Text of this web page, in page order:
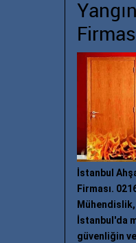
İstanbul
Firması.
Mühendislik,
İstanbul'da
güvenliğin